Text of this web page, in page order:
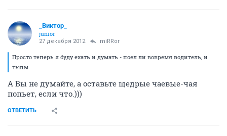
_Виктор_
juniоr
27 декабря 2012 miRRor
Просто теперь я буду ехать и думать - поел ли вовремя водитель, и
тыпы.
А Вы не думайте, а оставьте щедрые чаевые-чая
попьет, если что.)))
ОТВЕТИТЬ